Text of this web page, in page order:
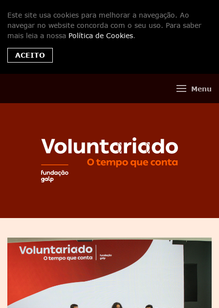
Este site usa cookies para melhorar a navegação. Ao
navegar no website concorda com o seu uso. Para saber
mais leia a nossa Política de Cookies.
ACEITO
Menu